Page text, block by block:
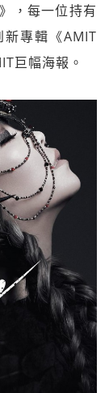
，每一位持有
專輯《AMIT
巨幅海報。